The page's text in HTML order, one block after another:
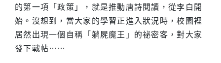
的第一項「政策」，就是推動唐詩閱讀，從李白開
始。沒想到，當大家的學習正進入狀況時，校園裡
居然出現一個自稱「躺屍魔王」的祕密客，對大家
發下戰帖……